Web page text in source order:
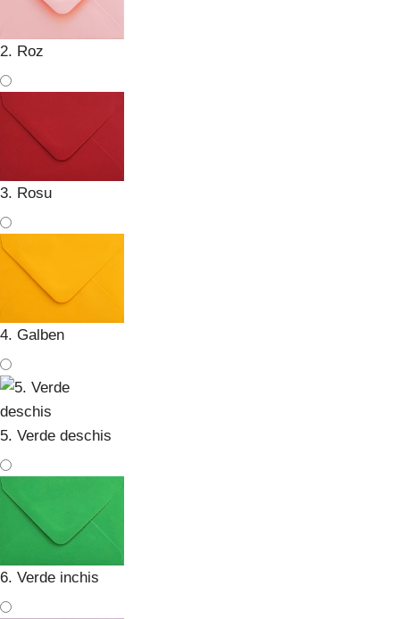
2. Roz
3. Rosu
4. Galben
5. Verde deschis
6. Verde inchis